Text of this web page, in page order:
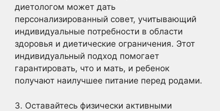
диетологом может дать
персонализированный совет, учитывающий
индивидуальные потребности в области
здоровья и диетические ограничения. Этот
индивидуальный подход помогает
гарантировать, что и мать, и ребенок
получают наилучшее питание перед родами.
3. Оставайтесь физически активными